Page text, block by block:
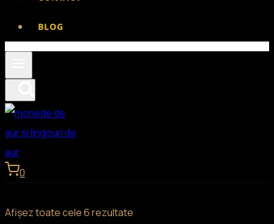
BLOG
0
Afișez toate cele 6 rezultate